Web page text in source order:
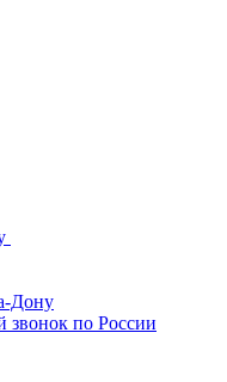
Дону
звонок по России